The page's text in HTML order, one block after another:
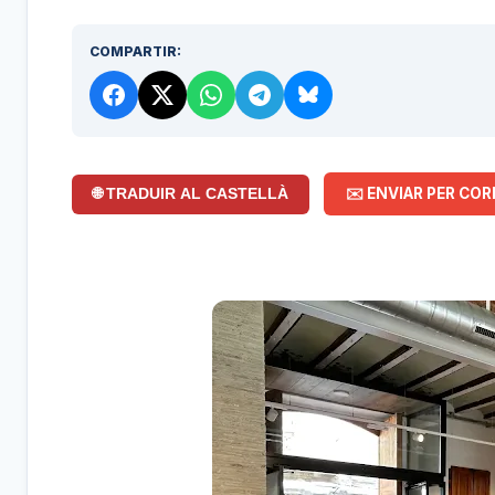
COMPARTIR:
🌐 TRADUIR AL CASTELLÀ ✉️ ENVIAR PER